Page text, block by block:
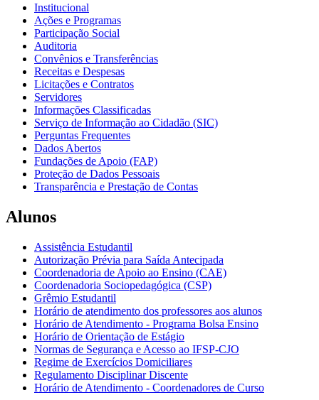
Institucional
Ações e Programas
Participação Social
Auditoria
Convênios e Transferências
Receitas e Despesas
Licitações e Contratos
Servidores
Informações Classificadas
Serviço de Informação ao Cidadão (SIC)
Perguntas Frequentes
Dados Abertos
Fundações de Apoio (FAP)
Proteção de Dados Pessoais
Transparência e Prestação de Contas
Alunos
Assistência Estudantil
Autorização Prévia para Saída Antecipada
Coordenadoria de Apoio ao Ensino (CAE)
Coordenadoria Sociopedagógica (CSP)
Grêmio Estudantil
Horário de atendimento dos professores aos alunos
Horário de Atendimento - Programa Bolsa Ensino
Horário de Orientação de Estágio
Normas de Segurança e Acesso ao IFSP-CJO
Regime de Exercícios Domiciliares
Regulamento Disciplinar Discente
Horário de Atendimento - Coordenadores de Curso